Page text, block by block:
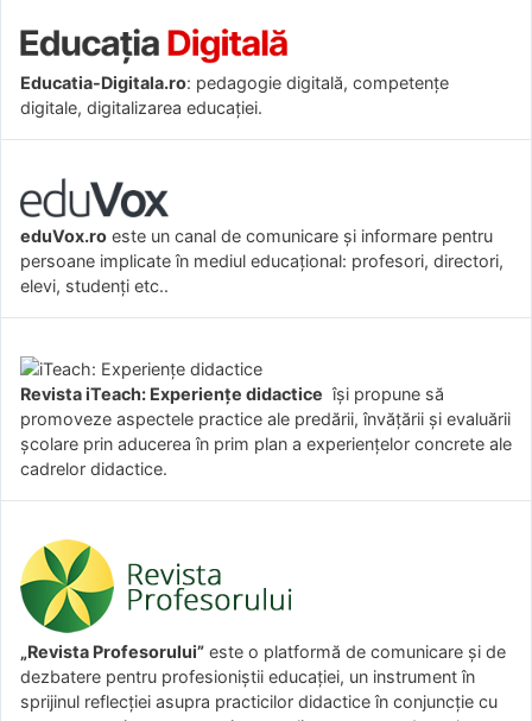
Educatia-Digitala.ro: pedagogie digitală, competențe
digitale, digitalizarea educației.
eduVox.ro este un canal de comunicare și informare pentru
persoane implicate în mediul educațional: profesori, directori,
elevi, studenți etc..
Revista iTeach: Experienţe didactice îşi propune să
promoveze aspectele practice ale predării, învăţării şi evaluării
şcolare prin aducerea în prim plan a experienţelor concrete ale
cadrelor didactice.
„Revista Profesorului” este o platformă de comunicare și de
dezbatere pentru profesioniștii educației, un instrument în
sprijinul reflecției asupra practicilor didactice în conjuncție cu